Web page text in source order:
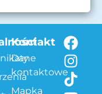
Kontakt
Dane
kontaktowe
Mapka